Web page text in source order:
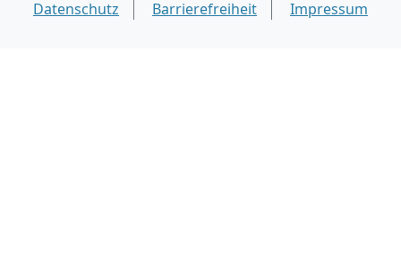
Datenschutz Barrierefreiheit Impressum